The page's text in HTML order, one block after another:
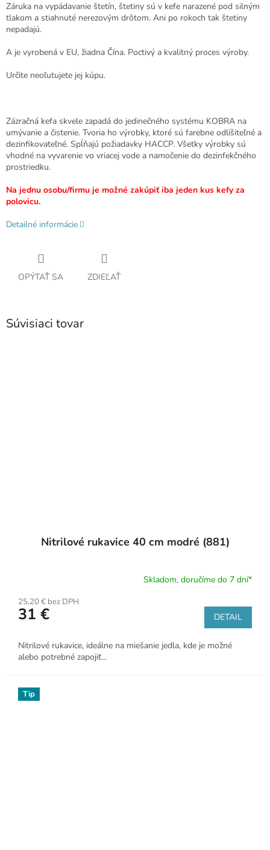
Záruka na vypádavanie štetín, štetiny sú v kefe narazené pod silným
tlakom a stiahnuté nerezovým drôtom. Ani po rokoch tak štetiny
nepadajú.
A je vyrobená v EU, žiadna Čína. Poctivý a kvalitný proces výroby.
Určite neoľutujete jej kúpu.
Zázračná kefa skvele zapadá do jedinečného systému KOBRA na
umývanie a čistenie. Tvoria ho výrobky, ktoré sú farebne odlíšiteľné a
dezinfikovateľné. Spĺňajú požiadavky HACCP. Všetky výrobky sú
vhodné na vyvarenie vo vriacej vode a namočenie do dezinfekčného
prostriedku.
Na jednu osobu/firmu je možné zakúpiť iba jeden kus kefy za
polovicu.
Detailné informácie
OPÝTAŤ SA ZDIEĽAŤ
Súvisiaci tovar
Nitrilové rukavice 40 cm modré (881)
Skladom, doručíme do 7 dní*
25,20 € bez DPH
31 € DETAIL
Nitrilové rukavice, ideálne na miešanie jedla, kde je možné
alebo potrebné zapojiť...
Tip